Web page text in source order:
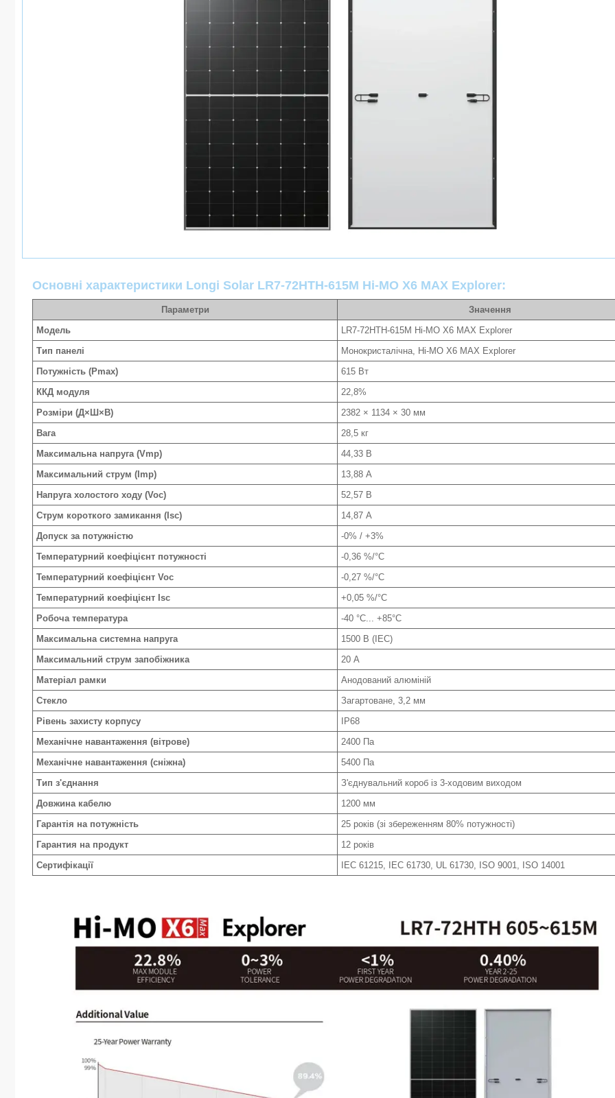
Основні характеристики Longi Solar LR7-72HTH-615M Hi-MO X6 MAX Explorer:
Параметри
Значення
Модель
LR7-72HTH-615M Hi-MO X6 MAX Explorer
Тип панелі
Монокристалічна, Hi-MO X6 MAX Explorer
Потужність (Pmax)
615 Вт
ККД модуля
22,8%
Розміри (Д×Ш×В)
2382 × 1134 × 30 мм
Вага
28,5 кг
Максимальна напруга (Vmp)
44,33 В
Максимальний струм (Imp)
13,88 А
Напруга холостого ходу (Voc)
52,57 В
Струм короткого замикання (Isc)
14,87 А
Допуск за потужністю
-0% / +3%
Температурний коефіцієнт потужності
-0,36 %/°C
Температурний коефіцієнт Voc
-0,27 %/°C
Температурний коефіцієнт Isc
+0,05 %/°C
Робоча температура
-40 °C... +85°C
Максимальна системна напруга
1500 В (IEC)
Максимальний струм запобіжника
20 А
Матеріал рамки
Анодований алюміній
Стекло
Загартоване, 3,2 мм
Рівень захисту корпусу
IP68
Механічне навантаження (вітрове)
2400 Па
Механічне навантаження (сніжна)
5400 Па
Тип з'єднання
З'єднувальний короб із 3-ходовим виходом
Довжина кабелю
1200 мм
Гарантія на потужність
25 років (зі збереженням 80% потужності)
Гарантия на продукт
12 років
Сертифікації
IEC 61215, IEC 61730, UL 61730, ISO 9001, ISO 14001